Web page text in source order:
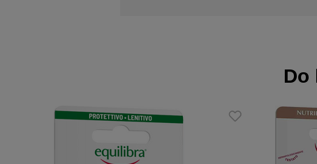
testowany na wrażliwej skórze, na
Do